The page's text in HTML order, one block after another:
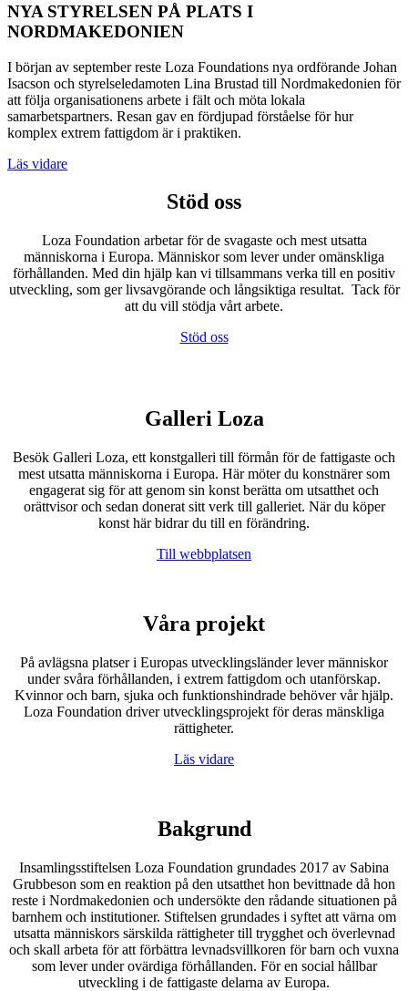
NYA STYRELSEN PÅ PLATS I
NORDMAKEDONIEN
I början av september reste Loza Foundations nya ordförande Johan
Isacson och styrelseledamoten Lina Brustad till Nordmakedonien för
att följa organisationens arbete i fält och möta lokala
samarbetspartners. Resan gav en fördjupad förståelse för hur
komplex extrem fattigdom är i praktiken.
Läs vidare
Stöd oss
Loza Foundation arbetar för de svagaste och mest utsatta
människorna i Europa. Människor som lever under omänskliga
förhållanden. Med din hjälp kan vi tillsammans verka till en positiv
utveckling, som ger livsavgörande och långsiktiga resultat. Tack för
att du vill stödja vårt arbete.
Stöd oss
Galleri Loza
Besök Galleri Loza, ett konstgalleri till förmån för de fattigaste och
mest utsatta människorna i Europa. Här möter du konstnärer som
engagerat sig för att genom sin konst berätta om utsatthet och
orättvisor och sedan donerat sitt verk till galleriet. När du köper
konst här bidrar du till en förändring.
Till webbplatsen
Våra projekt
På avlägsna platser i Europas utvecklingsländer lever människor
under svåra förhållanden, i extrem fattigdom och utanförskap.
Kvinnor och barn, sjuka och funktionshindrade behöver vår hjälp.
Loza Foundation driver utvecklingsprojekt för deras mänskliga
rättigheter.
Läs vidare
Bakgrund
Insamlingsstiftelsen Loza Foundation grundades 2017 av Sabina
Grubbeson som en reaktion på den utsatthet hon bevittnade då hon
reste i Nordmakedonien och undersökte den rådande situationen på
barnhem och institutioner. Stiftelsen grundades i syftet att värna om
utsatta människors särskilda rättigheter till trygghet och överlevnad
och skall arbeta för att förbättra levnadsvillkoren för barn och vuxna
som lever under ovärdiga förhållanden. För en social hållbar
utveckling i de fattigaste delarna av Europa.